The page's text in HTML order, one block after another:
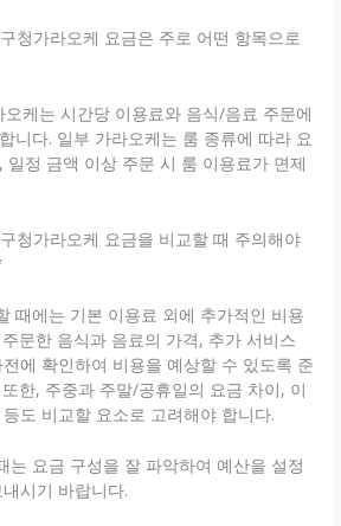
청가라오케 요금은 주로 어떤 항목으로
케는 시간당 이용료와 음식/음료 주문에
니다. 일부 가라오케는 룸 종류에 따라 요
일정 금액 이상 주문 시 룸 이용료가 면제
청가라오케 요금을 비교할 때 주의해야
때에는 기본 이용료 외에 추가적인 비용
문한 음식과 음료의 가격, 추가 서비스
에 확인하여 비용을 예상할 수 있도록 준
한, 주중과 주말/공휴일의 요금 차이, 이
도 비교할 요소로 고려해야 합니다.
는 요금 구성을 잘 파악하여 예산을 설정
시기 바랍니다.